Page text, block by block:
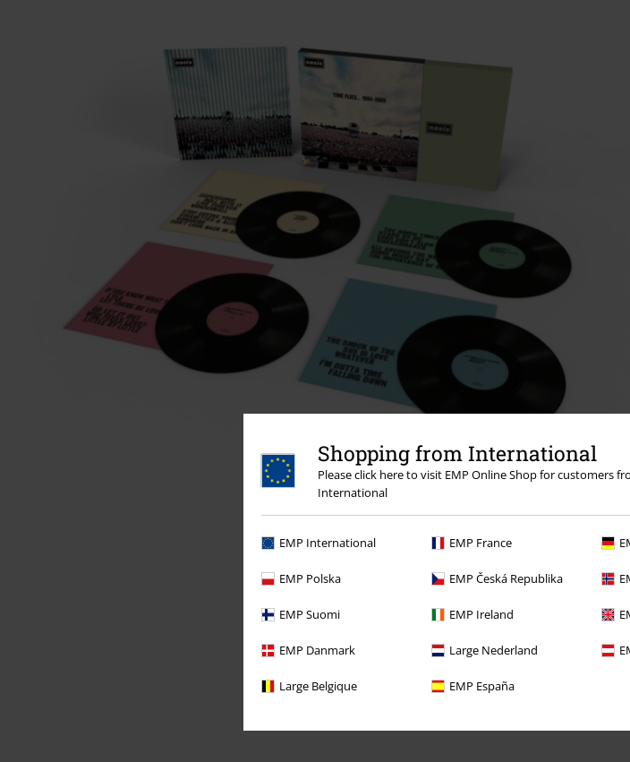
Shopping from International
Please click here to visit EMP Online Shop for customers
International
EMP International EMP France
EMP Polska EMP Česká Republika
EMP Suomi EMP Ireland
EMP Danmark Large Nederland
Large Belgique EMP España